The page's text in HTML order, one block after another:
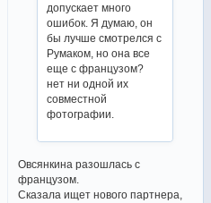
допускает много
ошибок. Я думаю, он
бы лучше смотрелся с
Румаком, но она все
еще с французом?
нет ни одной их
совместной
фотографии.
Овсянкина разошлась с
французом.
Сказала ищет нового партнера,